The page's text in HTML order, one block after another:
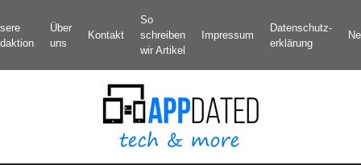
Inhalt
springen
Über
uns
Kontakt
So
schreiben
wir Artikel
Impressum
Datenschutz­
erklärung